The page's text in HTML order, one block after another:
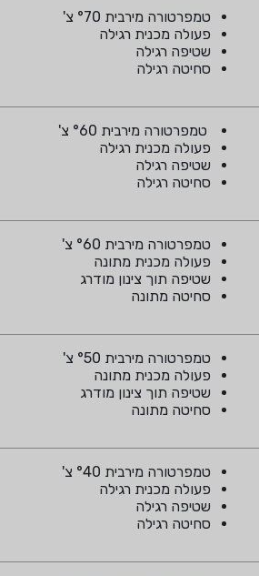
טמפרטורה מירבית °70 צ'
פעולה מכנית רגילה
שטיפה רגילה
סחיטה רגילה
טמפרטורה מירבית °60 צ'
פעולה מכנית רגילה
שטיפה רגילה
סחיטה רגילה
טמפרטורה מירבית °60 צ'
פעולה מכנית מתונה
שטיפה תוך צינון מודרג
סחיטה מתונה
טמפרטורה מירבית °50 צ'
פעולה מכנית מתונה
שטיפה תוך צינון מודרג
סחיטה מתונה
טמפרטורה מירבית °40 צ'
פעולה מכנית רגילה
שטיפה רגילה
סחיטה רגילה